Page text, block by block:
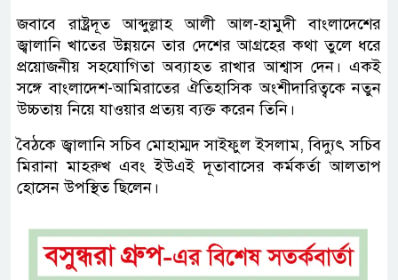
জবাবে রাষ্ট্রদূত আব্দুল্লাহ আলী আল-হামুদী বাংলাদেশের
জ্বালানি খাতের উন্নয়নে তার দেশের আগ্রহের কথা তুলে ধরে
প্রয়োজনীয় সহযোগিতা অব্যাহত রাখার আশ্বাস দেন। একই
সঙ্গে বাংলাদেশ-আমিরাতের ঐতিহাসিক অংশীদারিত্বকে নতুন
উচ্চতায় নিয়ে যাওয়ার প্রত্যয় ব্যক্ত করেন তিনি।
বৈঠকে জ্বালানি সচিব মোহাম্মদ সাইফুল ইসলাম, বিদ্যুৎ সচিব
মিরানা মাহরুখ এবং ইউএই দূতাবাসের কর্মকর্তা আলতাপ
হোসেন উপস্থিত ছিলেন।